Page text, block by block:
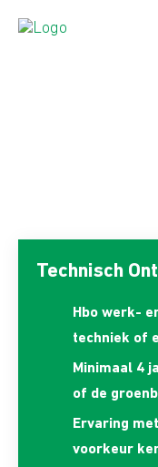
Technisch
Hbo werk-
techniek of
Minimaal 4
of de
Ervaring
voorkeur